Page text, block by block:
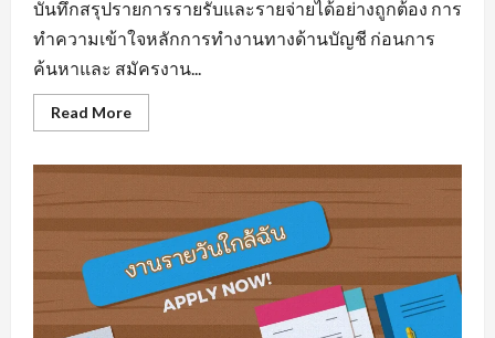
บันทึกสรุปรายการรายรับและรายจ่ายได้อย่างถูกต้อง การ
ทำความเข้าใจหลักการทำงานทางด้านบัญชี ก่อนการ
ค้นหาและ สมัครงาน...
Read MoreRead
more
สมัคร
มี
พื้น
ฐาน
ความ
รู้
ทาง
ด้าน
สาย
อาชีพ